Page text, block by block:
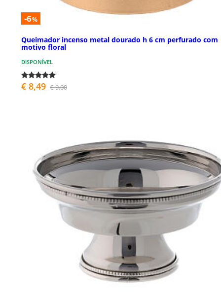
-6%
Queimador incenso metal dourado h 6 cm perfurado com
motivo floral
DISPONÍVEL
€ 8,49 € 9,00